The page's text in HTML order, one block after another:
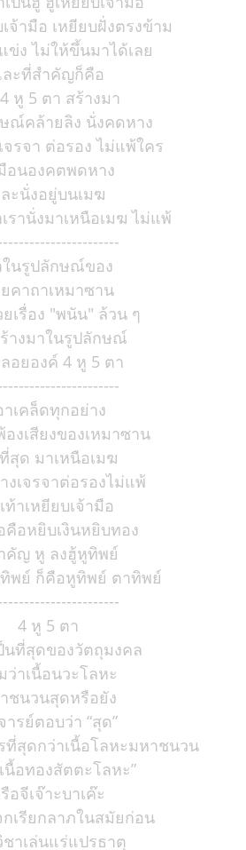
จ้ามือ เหยียบฝั่งตรงข้าม
ข่ง ไม่ให้ขึ้นมาได้เลย
ละที่สำคัญก็คือ
หู 5 ตา สร้างมา
ณ์คล้ายลิง นั่งคดหาง
จรจา ต่อรอง ไม่แพ้ใคร
อนองคตพดหาง
ะนั่งอยู่บนเมฆ
เรานั่งมาเหนือเมฆ ไม่แพ้
นรูปลักษณ์ของ
คาถาเหมาซาน
เรื่อง "พนัน" ล้วน ๆ
างมาในรูปลักษณ์
อยองค์ 4 หู 5 ตา
าเคล็ดทุกอย่าง
งเสียงของเหมาซาน
สุด มาเหนือเมฆ
งเจรจาต่อรองไม่แพ้
ท้าเหยียบเจ้ามือ
คือหยิบเงินหยิบทอง
คัญ หู ลงฮู้หูทิพย์
พย์ ก็คือหูทิพย์ ตาทิพย์
4 หู 5 ตา
นที่สุดของวัตถุมงคล
ว่าเนื้อนวะโลหะ
ชนวนสุดหรือยัง
ารย์ตอบว่า “สุด”
ที่สุดกว่าเนื้อโลหะมหาชนวน
นื้อทองสัตตะโลหะ”
อจีเจ๊าะบาเค๊ะ
เรียกลาภในสมัยก่อน
ชาเล่นแร่แปรธาตุ